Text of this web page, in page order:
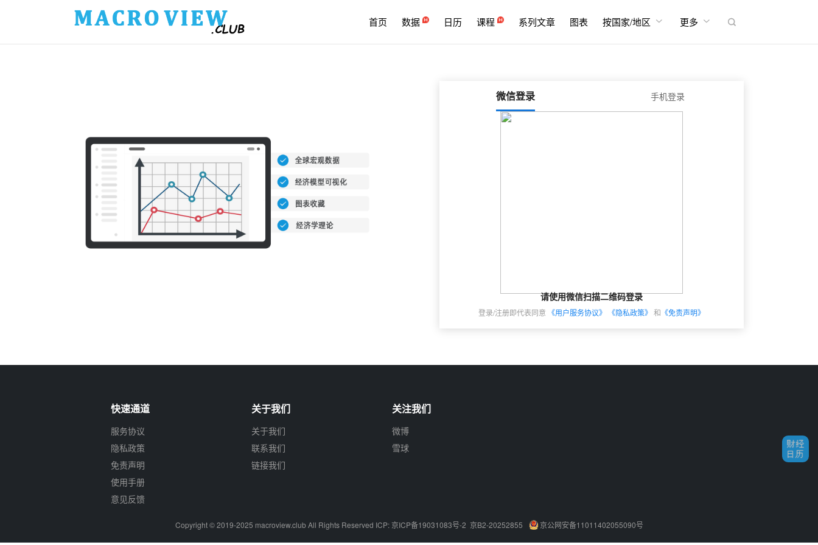
首页 数据 日历 课程 系列文章 图表 按国家/地区  更多  
微信登录 手机登录
请使用微信扫描二维码登录
登录/注册即代表同意 《用户服务协议》 《隐私政策》 和 《免责声明》
快速通道
服务协议
隐私政策
免责声明
使用手册
意见反馈
关于我们
关于我们
联系我们
链接我们
关注我们
微博
雪球
Copyright © 2019-2025 macroview.club All Rights Reserved ICP: 京ICP备19031083号-2 京B2-20252855 京公网安备11011402055090号